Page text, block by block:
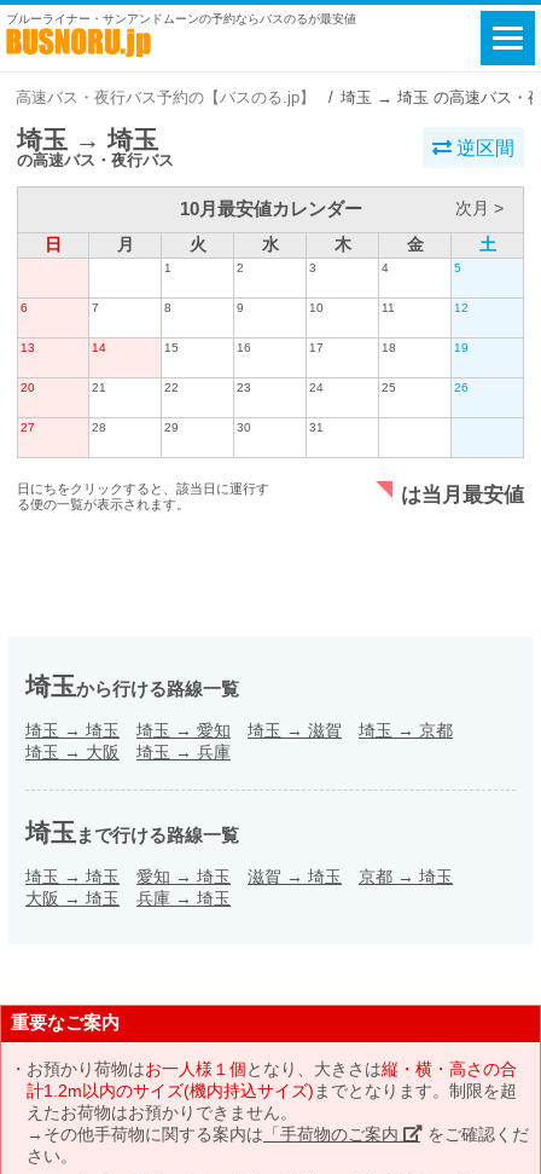
ブルーライナー・サンアンドムーンの予約ならバスのるが最安値
高速バス・夜行バス予約の【バスのる.jp】 埼玉 → 埼玉 の高速バス・
埼玉 → 埼玉
の高速バス・夜行バス
逆区間
10月最安値カレンダー
次月 >
日
月 火 水 木 金 土
1 2 3 4 5
6 7 8 9 10 11 12
13 14 15 16 17 18 19
20 21 22 23 24 25 26
27 28 29 30 31
日にちをクリックすると、該当日に運行す
る便の一覧が表示されます。
は当月最安値
埼玉から行ける路線一覧
埼玉 → 埼玉 埼玉 → 愛知 埼玉 → 滋賀 埼玉 → 京都
埼玉 → 大阪 埼玉 → 兵庫
埼玉 まで行ける路線一覧
埼玉 → 埼玉 愛知 → 埼玉 滋賀 → 埼玉 京都 → 埼玉
大阪 → 埼玉 兵庫 → 埼玉
重要なご案内
お預かり荷物はお一人様１個となり、大きさは縦・横・高さの合
計1.2m以内のサイズ(機内持込サイズ) までとなります。制限を超
えたお荷物はお預かりできません。
→その他手荷物に関する案内は 「手荷物のご案内」 をご確認くだ
さい。